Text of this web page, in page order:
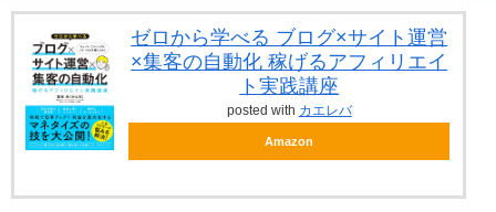
ゼロから学べる ブログ×サイト運営
×集客の自動化 稼げるアフィリエイ
ト実践講座
posted with カエレバ
Amazon